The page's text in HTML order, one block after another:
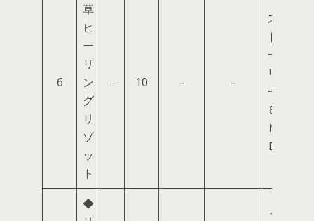
6
草
ヒ
ー
リ
ン
グ
リ
ゾ
ッ
ト
– 10 – –
ス
ト
ー
リ
ー
Ｅ
Ｎ
Ｄ
◆
＜